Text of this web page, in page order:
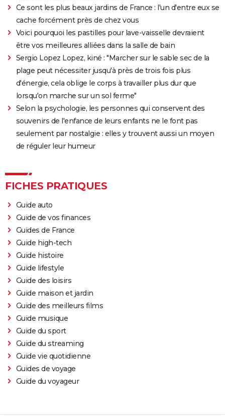
Ce sont les plus beaux jardins de France : l'un d'entre eux se
cache forcément près de chez vous
Voici pourquoi les pastilles pour lave-vaisselle devraient
être vos meilleures alliées dans la salle de bain
Sergio Lopez Lopez, kiné : "Marcher sur le sable sec de la
plage peut nécessiter jusqu'à près de trois fois plus
d'énergie, cela oblige le corps à travailler plus dur que
lorsqu'on marche sur un sol ferme"
Selon la psychologie, les personnes qui conservent des
souvenirs de l'enfance de leurs enfants ne le font pas
seulement par nostalgie : elles y trouvent aussi un moyen
de réguler leur humeur
FICHES PRATIQUES
Guide auto
Guide de vos finances
Guides de France
Guide high-tech
Guide histoire
Guide lifestyle
Guide des loisirs
Guide maison et jardin
Guide des meilleurs films
Guide musique
Guide du sport
Guide du streaming
Guide vie quotidienne
Guides de voyage
Guide du voyageur